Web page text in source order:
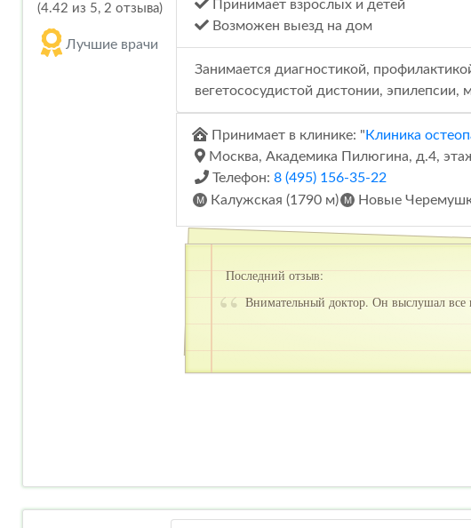
(4.42 из 5, 2 отзыва)
Лучшие врачи
Принимает взрослых и детей
Возможен выезд на дом
Занимается диагностикой,
вегетососудистой дистонии,
Принимает в клинике: " Клиника
Москва, Академика Пилюгина, д.4,
Телефон: 8 (495) 156-35-22
Калужская (1790 м)
Новые
Последний отзыв:
Внимательный доктор. Он выслушал